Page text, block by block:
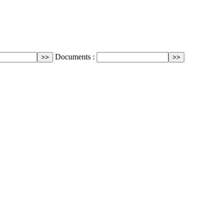
Documents :